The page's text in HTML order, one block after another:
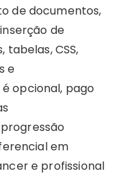
de documentos,
de
CSS,
e
opcional, pago
em
e profissional